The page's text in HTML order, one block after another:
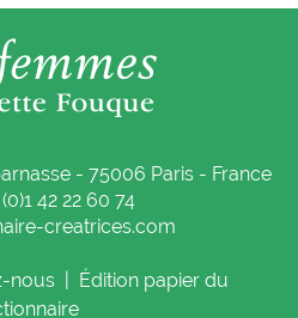
- 75006 Paris - France
42 22 60 74
creatrices.com
nous |
Édition papier du